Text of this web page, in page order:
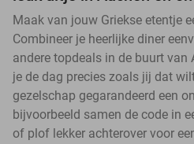
Maak van jouw Griekse etentje
Combineer je heerlijke diner
andere topdeals in de buurt van
je de dag precies zoals jij dat
gezelschap gegarandeerd een
bijvoorbeeld samen de code in
of plof lekker achterover voor